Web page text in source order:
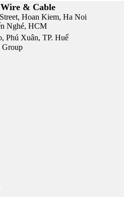
& Cable
Hoan Kiem, Ha Noi
Nghé, HCM
Phú Xuân, TP. Huế
Group